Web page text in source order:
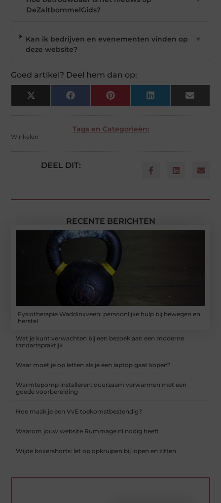
DeZaltbommelGids?
Kan ik bedrijven en evenementen vinden op
deze website?
▼
Goed artikel? Deel hem dan op:
X
(Twitter)
Facebook Pinterest LinkedIn Email
Tags en Categorieën:
Winkelen
DEEL DIT:
RECENTE BERICHTEN
Fysiotherapie Waddinxveen: persoonlijke hulp bij bewegen en
herstel
Wat je kunt verwachten bij een bezoek aan een moderne
tandartspraktijk
Waar moet je op letten als je een laptop gaat kopen?
Warmtepomp installeren: duurzaam verwarmen met een
goede voorbereiding
Hoe maak je een VvE toekomstbestendig?
Waarom jouw website Rummage.nl nodig heeft
Wijde boxershorts: let op opkruipen bij lopen en zitten